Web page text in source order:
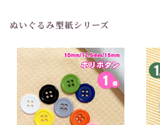
1個(バラ売り)
ぬいぐるみ型紙シリーズ